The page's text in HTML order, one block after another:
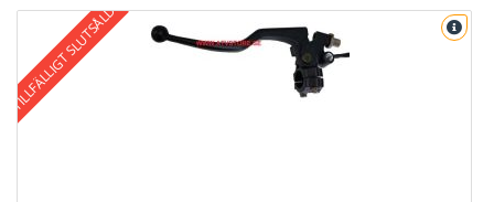
TILLFÄLLIGT SLUTSÅLD